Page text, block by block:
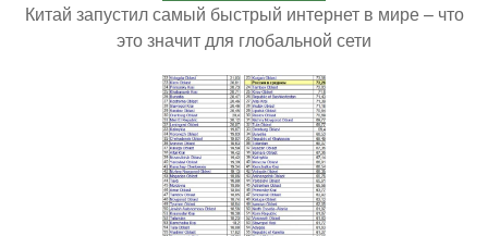
Китай запустил самый быстрый интернет в мире – что
это значит для глобальной сети